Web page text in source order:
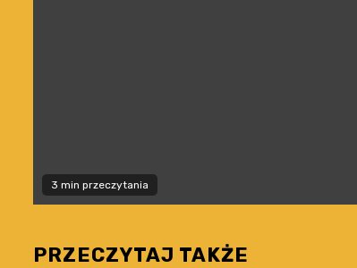
3 min przeczytania
PRZECZYTAJ TAKŻE